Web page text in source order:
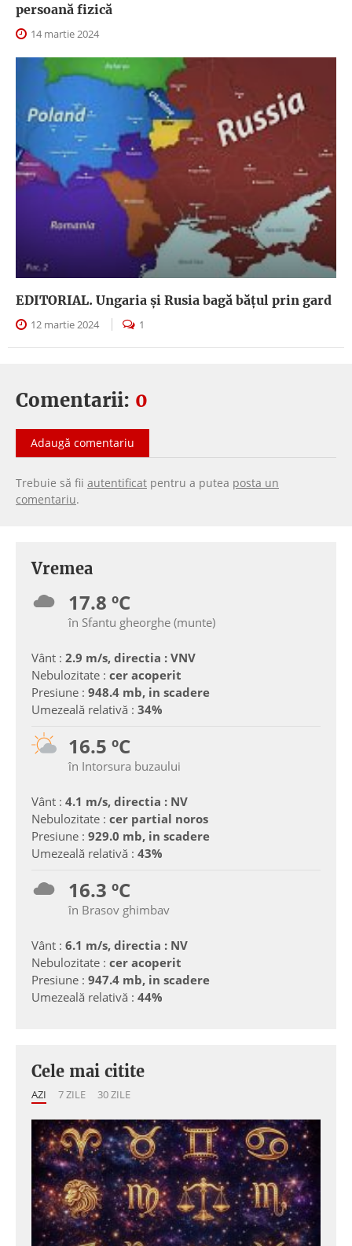
persoană fizică
14 martie 2024
EDITORIAL. Ungaria şi Rusia bagă băţul prin gard
12 martie 2024 1
Comentarii: 0
Adaugă comentariu
Trebuie să fii autentificat pentru a putea posta un
comentariu.
Vremea
17.8 ºC
în Sfantu gheorghe (munte)
Vânt : 2.9 m/s, directia : VNV
Nebulozitate : cer acoperit
Presiune : 948.4 mb, in scadere
Umezeală relativă : 34%
16.5 ºC
în Intorsura buzaului
Vânt : 4.1 m/s, directia : NV
Nebulozitate : cer partial noros
Presiune : 929.0 mb, in scadere
Umezeală relativă : 43%
16.3 ºC
în Brasov ghimbav
Vânt : 6.1 m/s, directia : NV
Nebulozitate : cer acoperit
Presiune : 947.4 mb, in scadere
Umezeală relativă : 44%
Cele mai citite
AZI 7 ZILE 30 ZILE